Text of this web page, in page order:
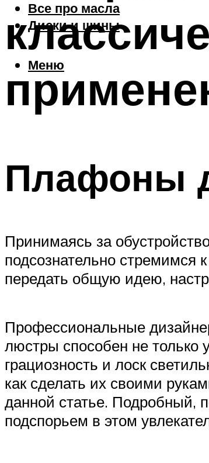
Все про масла
Диски и шины
Меню
Плафоны
Принимаясь за
подсознательно стремимся
передать общую идею,
Профессиональные
люстры способен не только
грациозность и лоск
как сделать их своими
данной статье. Подробный,
подспорьем в этом